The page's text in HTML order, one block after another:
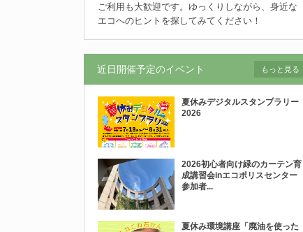
ご利用も大歓迎です。ゆっくりしながら、身近な
エコへのヒントを探してみてください！
近日開催予定のイベント
夏休みデジタルスタンプラリー
2026
2026初心者向け緑のカーテン育
成講習会inエコポリスセンター
参加者...
夏休み環境講座「廃油を使った
もっと見る